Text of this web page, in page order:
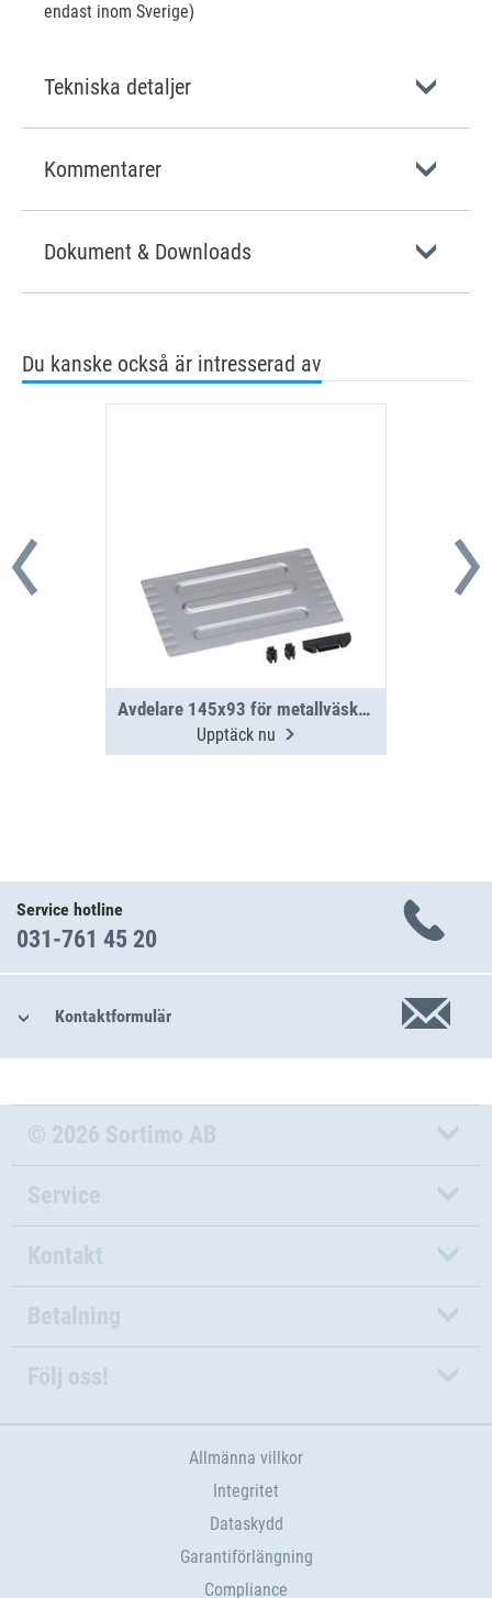
endast inom Sverige)
Tekniska detaljer
Kommentarer
Dokument & Downloads
Du kanske också är intresserad av
Avdelare 145x93 för metallväska WM 330/331
Upptäck nu
Service hotline
031-761 45 20
Kontaktformulär
© 2026 Sortimo AB
Service
Kontakt
Betalning
Följ oss!
Allmänna villkor
Integritet
Dataskydd
Garantiförlängning
Compliance